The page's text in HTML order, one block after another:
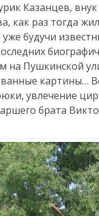
Казанцев,
как раз тогда
будучи
на Пушкинской
картины…
увлечение
брата